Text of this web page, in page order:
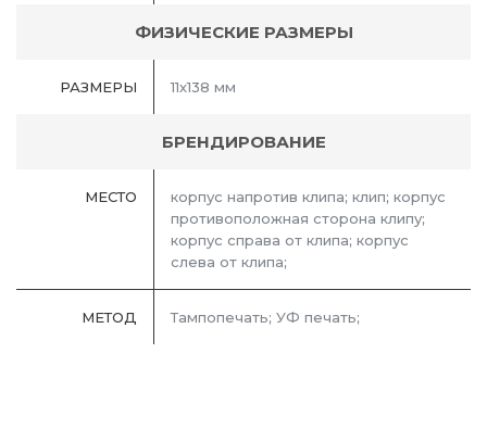
ФИЗИЧЕСКИЕ РАЗМЕРЫ
РАЗМЕРЫ 11х138 мм
БРЕНДИРОВАНИЕ
МЕСТО
корпус напротив клипа; клип; корпус
противоположная сторона клипу;
корпус справа от клипа; корпус
слева от клипа;
МЕТОД Тампопечать; УФ печать;